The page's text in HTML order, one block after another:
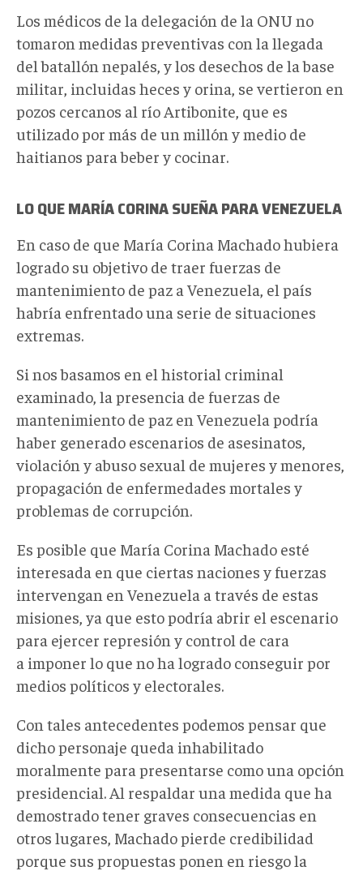
Los médicos de la delegación de la ONU no
tomaron medidas preventivas con la llegada
del batallón nepalés, y los desechos de la base
militar, incluidas heces y orina, se vertieron en
pozos cercanos al río Artibonite, que es
utilizado por más de un millón y medio de
haitianos para beber y cocinar.
LO QUE MARÍA CORINA SUEÑA PARA VENEZUELA
En caso de que María Corina Machado hubiera
logrado su objetivo de traer fuerzas de
mantenimiento de paz a Venezuela, el país
habría enfrentado una serie de situaciones
extremas.
Si nos basamos en el historial criminal
examinado, la presencia de fuerzas de
mantenimiento de paz en Venezuela podría
haber generado escenarios de asesinatos,
violación y abuso sexual de mujeres y menores,
propagación de enfermedades mortales y
problemas de corrupción.
Es posible que María Corina Machado esté
interesada en que ciertas naciones y fuerzas
intervengan en Venezuela a través de estas
misiones, ya que esto podría abrir el escenario
para ejercer represión y control de cara
a imponer lo que no ha logrado conseguir por
medios políticos y electorales.
Con tales antecedentes podemos pensar que
dicho personaje queda inhabilitado
moralmente para presentarse como una opción
presidencial. Al respaldar una medida que ha
demostrado tener graves consecuencias en
otros lugares, Machado pierde credibilidad
porque sus propuestas ponen en riesgo la